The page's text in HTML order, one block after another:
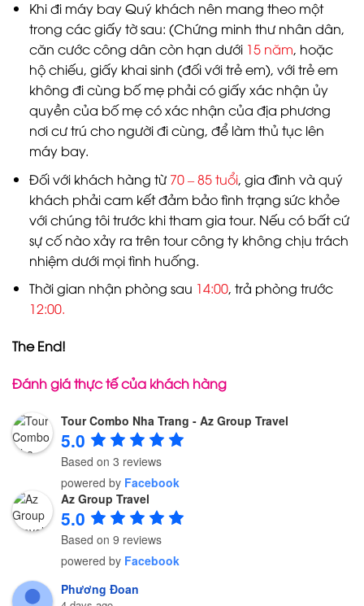
Khi đi máy bay Quý khách nên mang theo một
trong các giấy tờ sau: (Chứng minh thư nhân dân,
căn cước công dân còn hạn dưới 15 năm, hoặc
hộ chiếu, giấy khai sinh (đối với trẻ em), với trẻ em
không đi cùng bố mẹ phải có giấy xác nhận ủy
quyền của bố mẹ có xác nhận của địa phương
nơi cư trú cho người đi cùng, để làm thủ tục lên
máy bay.
Đối với khách hàng từ 70 – 85 tuổi, gia đình và quý
khách phải cam kết đảm bảo tình trạng sức khỏe
với chúng tôi trước khi tham gia tour. Nếu có bất cứ
sự cố nào xảy ra trên tour công ty không chịu trách
nhiệm dưới mọi tình huống.
Thời gian nhận phòng sau 14:00, trả phòng trước
12:00.
The End!
Đánh giá thực tế của khách hàng
Tour Combo Nha Trang - Az Group Travel
5.0
Based on 3 reviews
powered by Facebook
Az Group Travel
5.0
Based on 9 reviews
powered by Facebook
Phương Đoan